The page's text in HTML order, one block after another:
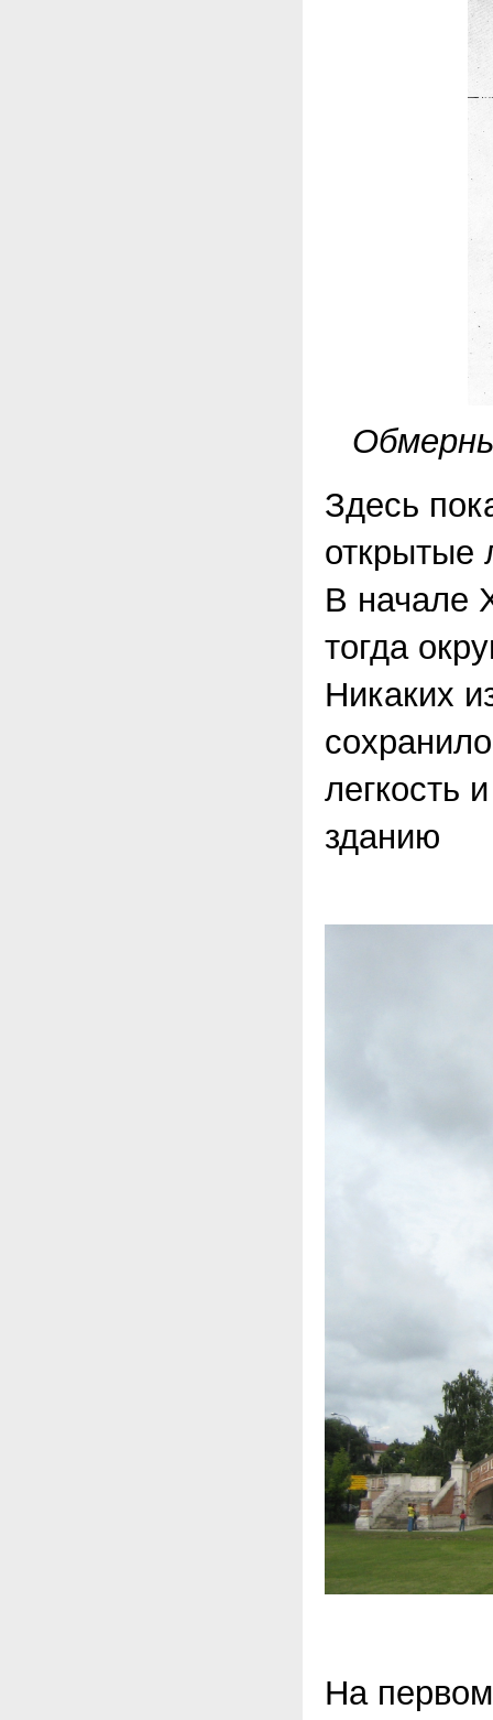
Здесь
открытые
В начале
тогда
Никаких
легкость
зданию
На